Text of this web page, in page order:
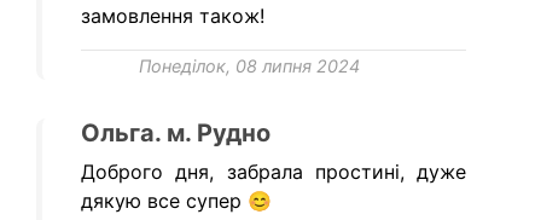
замовлення також!
Понеділок, 08 липня 2024
Ольга. м. Рудно
Доброго дня, забрала простині, дуже
дякую все супер 😊